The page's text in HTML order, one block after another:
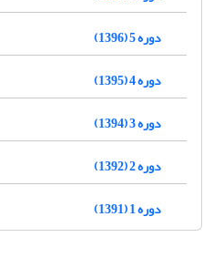
دوره 5 (1396)
دوره 4 (1395)
دوره 3 (1394)
دوره 2 (1392)
دوره 1 (1391)